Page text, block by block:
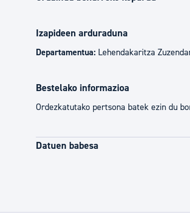
Izapideen arduraduna
Departamentua: Lehendakaritza
Bestelako informazioa
Ordezkatutako pertsona batek ezin du
Datuen babesa